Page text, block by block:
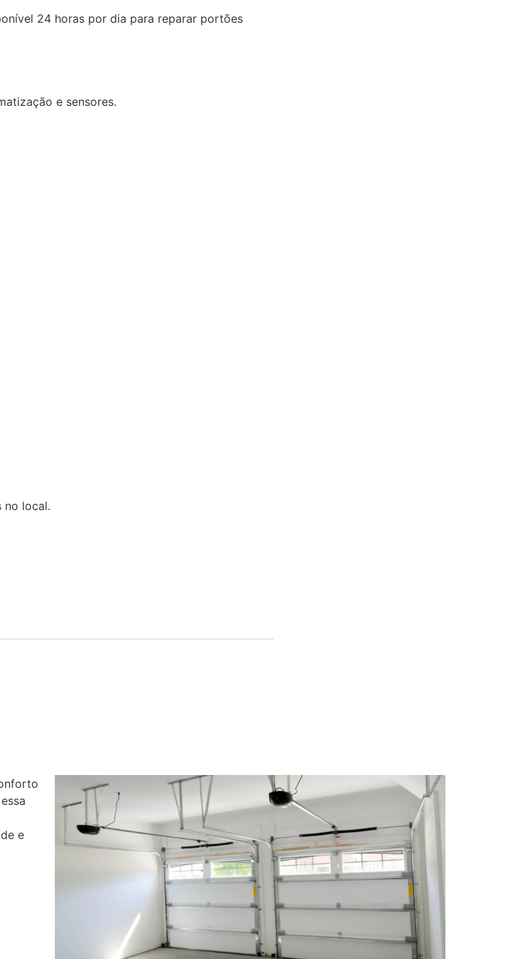
24 horas por dia para reparar portões
e sensores.
no local.
e